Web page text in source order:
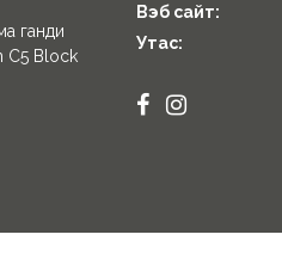
ганди
C5 Block
Вэб сайт:
Утас: